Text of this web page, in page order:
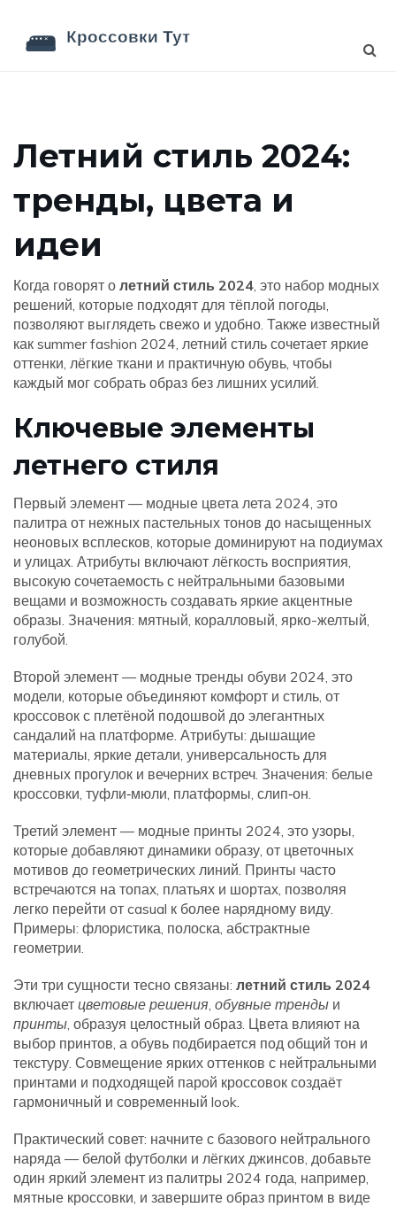
Летний стиль 2024:
тренды, цвета и
идеи
Когда говорят о летний стиль 2024, это набор модных
решений, которые подходят для тёплой погоды,
позволяют выглядеть свежо и удобно. Также известный
как summer fashion 2024, летний стиль сочетает яркие
оттенки, лёгкие ткани и практичную обувь, чтобы
каждый мог собрать образ без лишних усилий.
Ключевые элементы
летнего стиля
Первый элемент — модные цвета лета 2024, это
палитра от нежных пастельных тонов до насыщенных
неоновых всплесков, которые доминируют на подиумах
и улицах. Атрибуты включают лёгкость восприятия,
высокую сочетаемость с нейтральными базовыми
вещами и возможность создавать яркие акцентные
образы. Значения: мятный, коралловый, ярко-желтый,
голубой.
Второй элемент — модные тренды обуви 2024, это
модели, которые объединяют комфорт и стиль, от
кроссовок с плетёной подошвой до элегантных
сандалий на платформе. Атрибуты: дышащие
материалы, яркие детали, универсальность для
дневных прогулок и вечерних встреч. Значения: белые
кроссовки, туфли‑мюли, платформы, слип‑он.
Третий элемент — модные принты 2024, это узоры,
которые добавляют динамики образу, от цветочных
мотивов до геометрических линий. Принты часто
встречаются на топах, платьях и шортах, позволяя
легко перейти от casual к более нарядному виду.
Примеры: флористика, полоска, абстрактные
геометрии.
Эти три сущности тесно связаны: летний стиль 2024
включает цветовые решения, обувные тренды и
принты, образуя целостный образ. Цвета влияют на
выбор принтов, а обувь подбирается под общий тон и
текстуру. Совмещение ярких оттенков с нейтральными
принтами и подходящей парой кроссовок создаёт
гармоничный и современный look.
Практический совет: начните с базового нейтрального
наряда — белой футболки и лёгких джинсов, добавьте
один яркий элемент из палитры 2024 года, например,
мятные кроссовки, и завершите образ принтом в виде